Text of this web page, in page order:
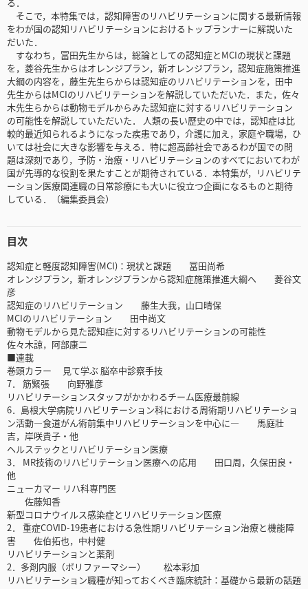
そこで，本特集では，認知障害のリハビリテーションに関する最新情報
をわが国の認知リハビリテーションにおけるトップランナーに解説いた
だいた．
すなわち，冨田先生からは，総論としての認知症とMCIの現状と課題
を，菱谷先生からはオレンジプラン，新オレンジプラン，認知症施策推進
大綱の内容を，藤生先生らからは認知症のリハビリテーションを，田中
先生からはMCIのリハビリテーションを解説していただいた．また，佐々
木先生らからは動物モデルからみた認知症に対するリハビリテーション
の可能性を解説していただいた． 人類の長い歴史の中では，認知症は比
較的最近知られるようになった疾患であり，介護に加え，家庭や職場，ひ
いては社会に大きな影響を与える．特に超高齢社会であるわが国での問
題は深刻であり，予防・治療・リハビリテーションのすべてにおいてわが
国が先導的な役割を果たすことが期待されている．本特集が，リハビリテ
ーション医療関連職の日常診療にも大いに役立つ企画になるものと期待
している．（編集委員会）
目次
認知症と軽度認知障害(MCI)：現状と課題 冨田尚希
オレンジプラン，新オレンジプランから認知症施策推進大綱へ 菱谷文
彦
認知症のリハビリテーション 藤生大我，山口晴保
MCIのリハビリテーション 田中尚文
動物モデルから見た認知症に対するリハビリテーションの可能性
佐々木諒，阿部康二
■連載
巻頭カラー 見て学ぶ 脳卒中診察手技
7． 筋緊張 向野雅彦
リハビリテーションスタッフがかかわるチーム医療最前線
6．島根大学病院リハビリテーション科における周術期リハビリテーショ
ン活動―食道がん術前集中リハビリテーションを中心に― 馬庭壯
吉，岸咲貴子・他
ヘルステックとリハビリテーション医療
3． MR技術のリハビリテーション医療への応用 田口周，久保田良・
他
ニューカマー リハ科専門医
佐藤知香
新型コロナウイルス感染症とリハビリテーション医療
2． 重症COVID-19患者における急性期リハビリテーション治療と機能障
害 佐伯拓也，中村健
リハビリテーションと薬剤
2．多剤内服（ポリファーマシー） 松本彩加
リハビリテーション職種が知っておくべき臨床統計：基礎から最新の話題